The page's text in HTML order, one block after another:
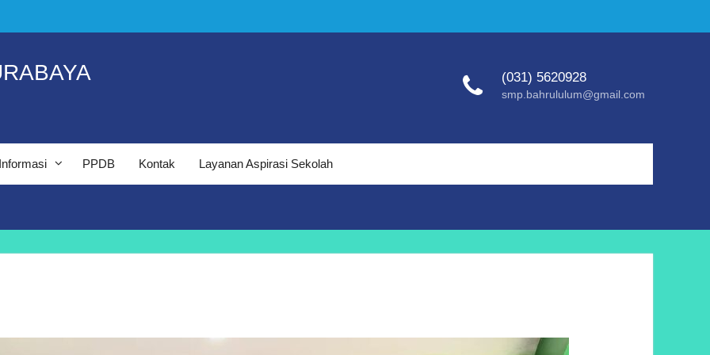
(031) 5620928
smp.bahrululum@gmail.com
Informasi PPDB Kontak Layanan Aspirasi Sekolah